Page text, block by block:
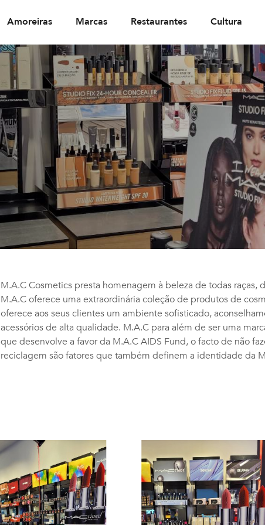
Amoreiras Marcas Restaurantes Cultura
M.A.C Cosmetics presta homenagem à beleza de todas raças,
M.A.C oferece uma extraordinária coleção de produtos de
oferece aos seus clientes um ambiente sofisticado,
acessórios de alta qualidade. M.A.C para além de ser uma
que desenvolve a favor da M.A.C AIDS Fund, o facto de não
reciclagem são fatores que também definem a identidade da